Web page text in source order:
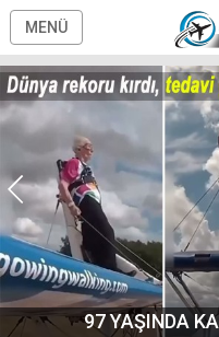
MENÜ
97 YAŞINDA